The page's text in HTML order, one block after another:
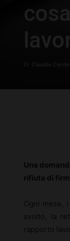
Di Claudio
Una
rifiuta di
Ogni mese,
svolto, la
rapporto